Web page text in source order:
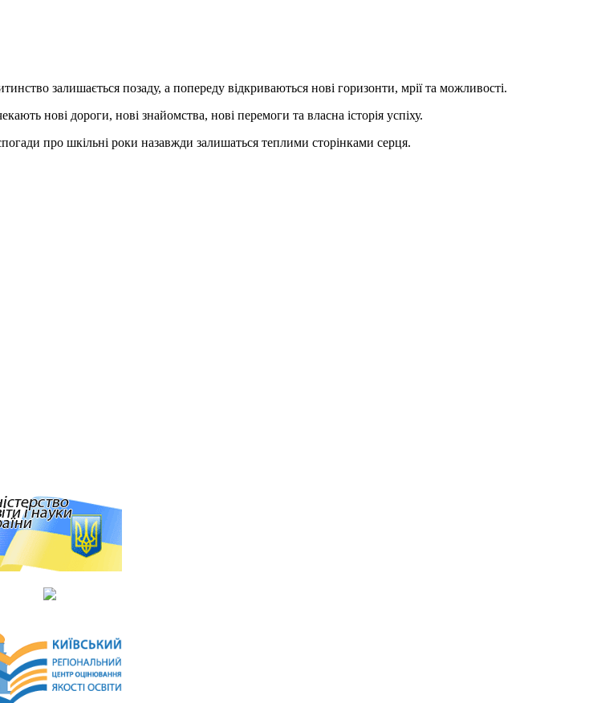
залишається позаду, а попереду відкриваються нові горизонти, мрії та можливості.
нові дороги, нові знайомства, нові перемоги та власна історія успіху.
про шкільні роки назавжди залишаться теплими сторінками серця.